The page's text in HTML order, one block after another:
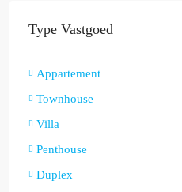
Type Vastgoed
Appartement
Townhouse
Villa
Penthouse
Duplex